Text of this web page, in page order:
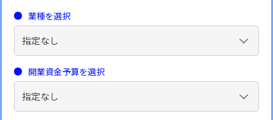
業種を選択
開業資金予算を選択